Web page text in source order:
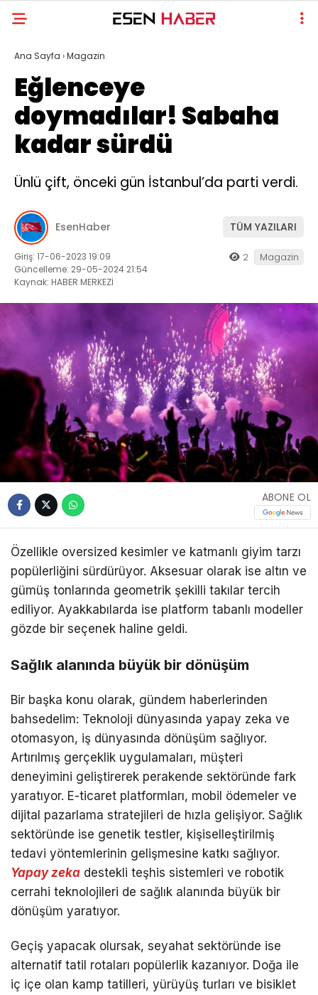
Ana Sayfa ›Magazin
Eğlenceye
doymadılar! Sabaha
kadar sürdü
Ünlü çift, önceki gün İstanbul’da parti verdi.
EsenHaber TÜM YAZILARI
Giriş: 17-06-2023 19:09
Güncelleme: 29-05-2024 21:54
Kaynak: HABER MERKEZİ
2 Magazin
ABONE OL
Özellikle oversized kesimler ve katmanlı giyim tarzı
popülerliğini sürdürüyor. Aksesuar olarak ise altın ve
gümüş tonlarında geometrik şekilli takılar tercih
ediliyor. Ayakkabılarda ise platform tabanlı modeller
gözde bir seçenek haline geldi.
Sağlık alanında büyük bir dönüşüm
Bir başka konu olarak, gündem haberlerinden
bahsedelim: Teknoloji dünyasında yapay zeka ve
otomasyon, iş dünyasında dönüşüm sağlıyor.
Artırılmış gerçeklik uygulamaları, müşteri
deneyimini geliştirerek perakende sektöründe fark
yaratıyor. E-ticaret platformları, mobil ödemeler ve
dijital pazarlama stratejileri de hızla gelişiyor. Sağlık
sektöründe ise genetik testler, kişiselleştirilmiş
tedavi yöntemlerinin gelişmesine katkı sağlıyor.
Yapay zeka destekli teşhis sistemleri ve robotik
cerrahi teknolojileri de sağlık alanında büyük bir
dönüşüm yaratıyor.
Geçiş yapacak olursak, seyahat sektöründe ise
alternatif tatil rotaları popülerlik kazanıyor. Doğa ile
iç içe olan kamp tatilleri, yürüyüş turları ve bisiklet